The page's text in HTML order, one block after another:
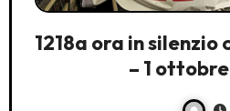
1218a ora in
– 1